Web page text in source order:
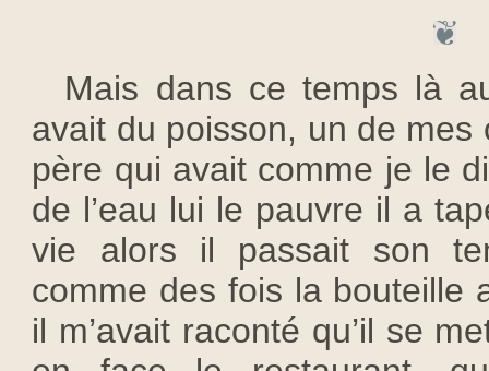
Mais dans ce temps là
avait du poisson, un de
père qui avait comme je le
de l’eau lui le pauvre il a
vie alors il passait son
comme des fois la bouteille
il m’avait raconté qu’il se